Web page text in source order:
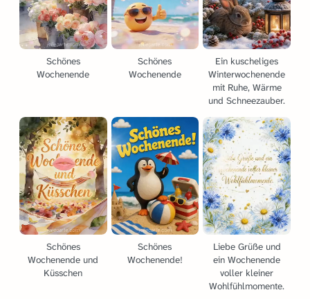
Schönes
Wochenende
Schönes
Wochenende
Ein kuscheliges
Winterwochenende
mit Ruhe, Wärme
und Schneezauber.
Schönes
Wochenende und
Küsschen
Schönes
Wochenende!
Liebe Grüße und
ein Wochenende
voller kleiner
Wohlfühlmomente.